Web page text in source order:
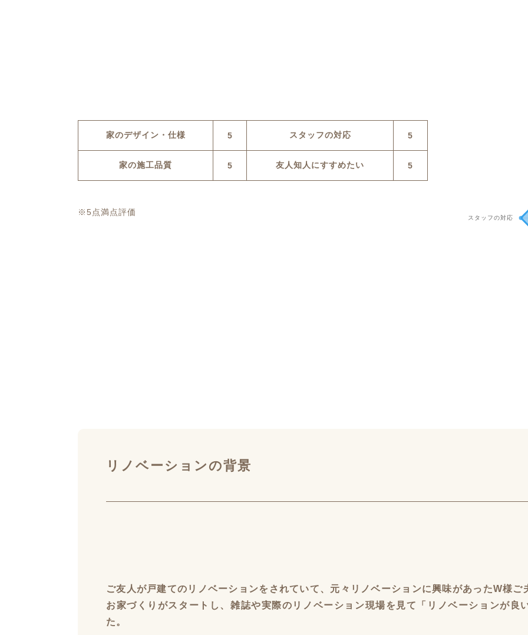
家のデザイン・仕様 5 スタッフの対応 5
家の施工品質 5 友人知人にすすめたい 5
※5点満点評価
リノベーションの背景
ご友人が戸建てのリノベーションをされていて、元々リノベーションに興味があったW様ご
お家づくりがスタートし、雑誌や実際のリノベーション現場を見て「リノベーションが良
た。